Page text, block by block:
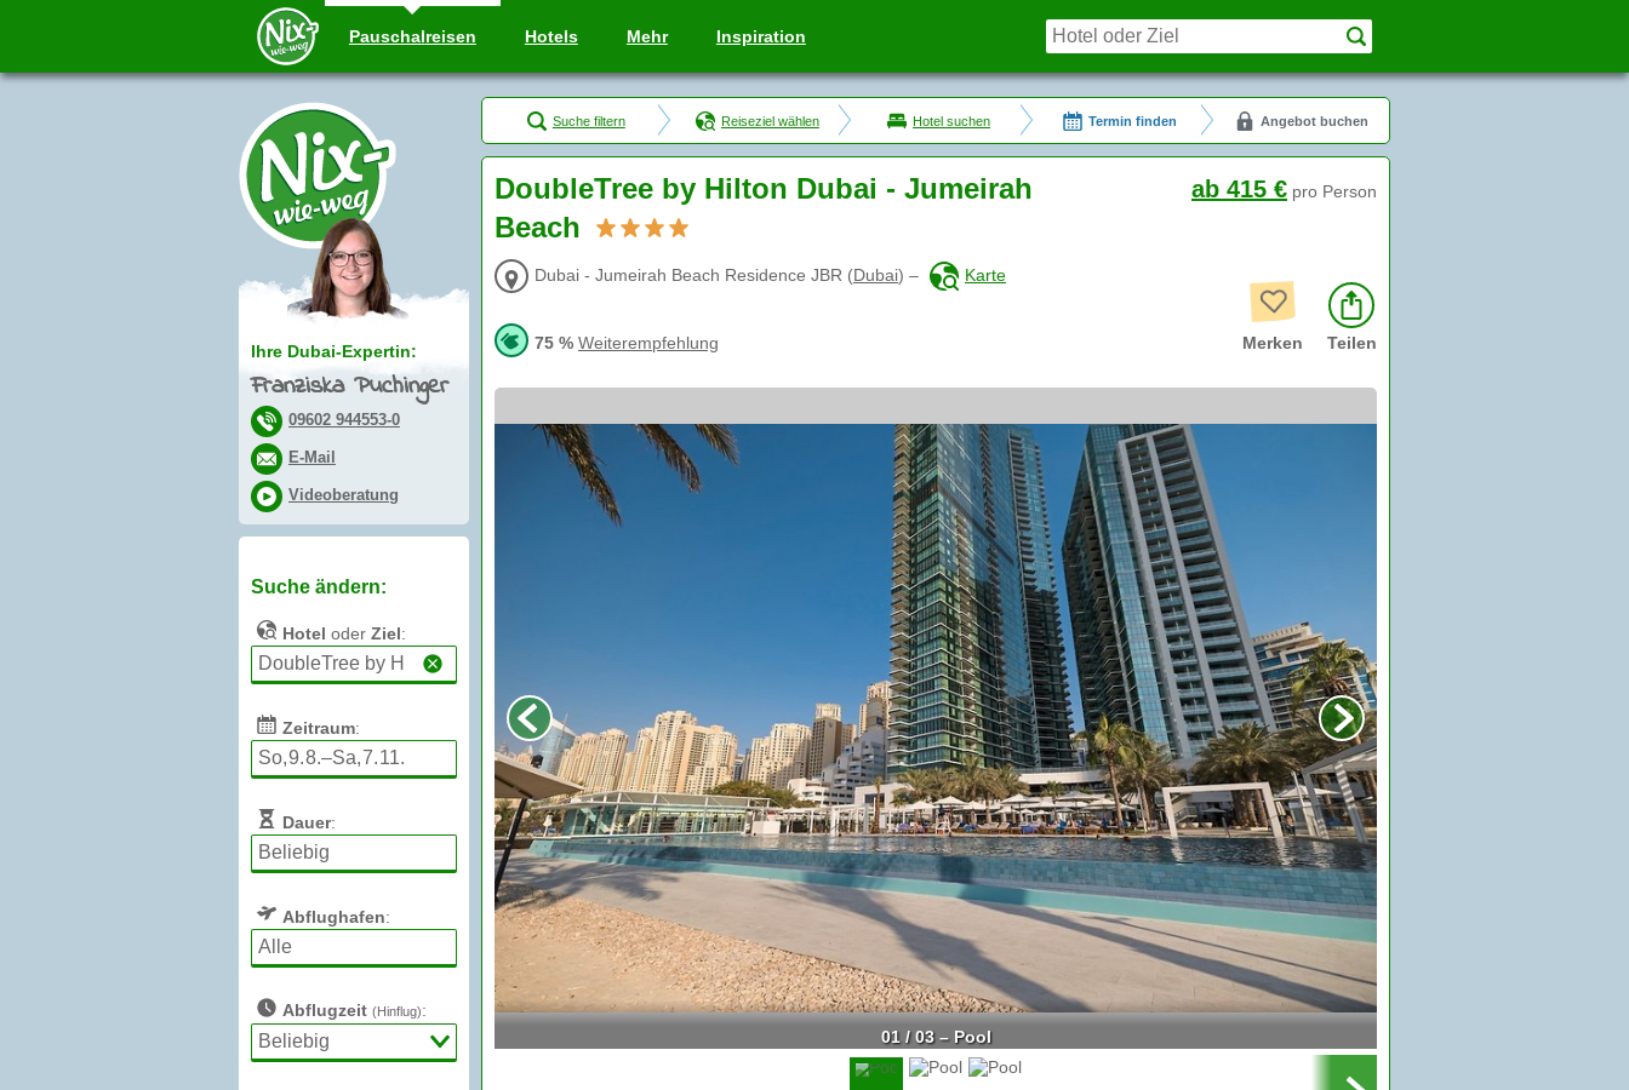
Pauschalreisen Hotels Mehr Inspiration
Ihre Dubai-Expertin:
Franziska Puchinger
09602 944553-0
E-Mail
Videoberatung
Suche ändern:
Hotel oder Ziel:
Zeitraum:
Dauer:
Abflughafen:
Abflugzeit (Hinflug):
Suche filtern Reiseziel wählen Hotel suchen Termin finden Angebot buchen
DoubleTree by Hilton Dubai - Jumeirah
Beach
Dubai - Jumeirah Beach Residence JBR (Dubai) – Karte
75 % Weiterempfehlung
ab 415 € pro Person
Merken Teilen
01 / 03 – Pool